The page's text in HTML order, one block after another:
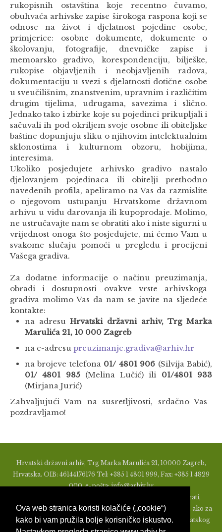
Ova web stranica koristi kolačiće („cookie“)
kako bi vam pružila bolje korisničko iskustvo.
rukopisnih ostavština koje recentno čuvamo,
obuhvaća arhivske zapise širokoga raspona koji se
odnose na život i djelatnost pojedine osobe,
primjerice: osobne dokumente, dokumente o
školovanju, fotografije, dnevničke zapise i
memoarsko gradivo, korespondenciju, bilješke,
rukopise objavljenih i neobjavljenih radova,
dokumentaciju u svezisdjelatnosti dotične osobe
u sveučilišnim, znanstvenim, upravnim i različitim
drugim tijelima, udrugama, savezima i slično.
Jednako tako i zbirke koje su pojedinci prikupljali i
sačuvali ih pod okriljem svoje osobne ili obiteljske
baštine dopunjuju sliku o njihovim intelektualnim
sklonostima i kulturnom obzoru, hobijima,
interesima.
Ukoliko posjedujete arhivsko gradivo nastalo
djelovanjem pojedinaca ili obitelji prethodno
navedenih profila, apeliramo na Vas da razmislite
o njegovom ustupanju Hrvatskome državnom
arhivu u vidu darovanja ili kupoprodaje. Molimo,
ne ustručavajte nam se obratiti ako i niste sigurni u
vrijednost onoga što posjedujete, mi ćemo Vam u
svakome slučaju pomoći u pregledu i procijeni
Vašega gradiva.
Za dodatne informacije o načinu preuzimanja,
obradi i dostupnosti ovakve vrste arhivskoga
gradiva molimo Vas da nam se javite na sljedeće
kontakte:
na adresuHrvatski državni arhiv, Trg Marka
Marulića 21, 10 000 Zagreb
na e-adresu preuzimanje.gradiva@arhiv.hr
na brojeve telefona 01/ 4801 906 (Silvija Babić),
01/ 4801 985(Melina Lučić) ili 01/4801 933
(Mirjana Jurić)
Zahvaljujući Vam na susretljivosti, srdačno Vas
pozdravljamo!
Hrvatski državni arhiv, Trg Marka Marulića 21, 10000 Zagreb,
Hrvatska. OIB: 46144176176 Tel: +385 1 4801 999, Fax: +385 1 4829
000, e-pošta: info@arhiv.hr
Zabranjeno je u bilo kojem obliku objavljivati, distribuirati,
mijenjati ili na ikoji način koristiti materijale s ovih stranica, ako za
to nije prethodno izdato pismeno odobrenje od strane Hrvatskog